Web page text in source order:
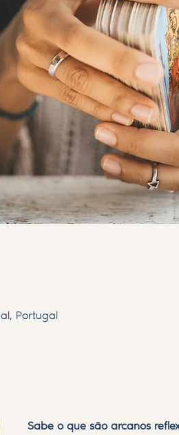
Portugal
Sabe o que são arcanos